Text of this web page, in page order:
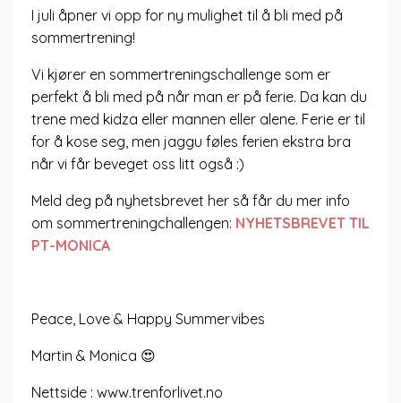
I juli åpner vi opp for ny mulighet til å bli med på
sommertrening!
Vi kjører en sommertreningschallenge som er
perfekt å bli med på når man er på ferie. Da kan du
trene med kidza eller mannen eller alene. Ferie er til
for å kose seg, men jaggu føles ferien ekstra bra
når vi får beveget oss litt også :)
Meld deg på nyhetsbrevet her så får du mer info
om sommertreningchallengen: NYHETSBREVET TIL
PT-MONICA
Peace, Love & Happy Summervibes
Martin & Monica 😍
Nettside : www.trenforlivet.no